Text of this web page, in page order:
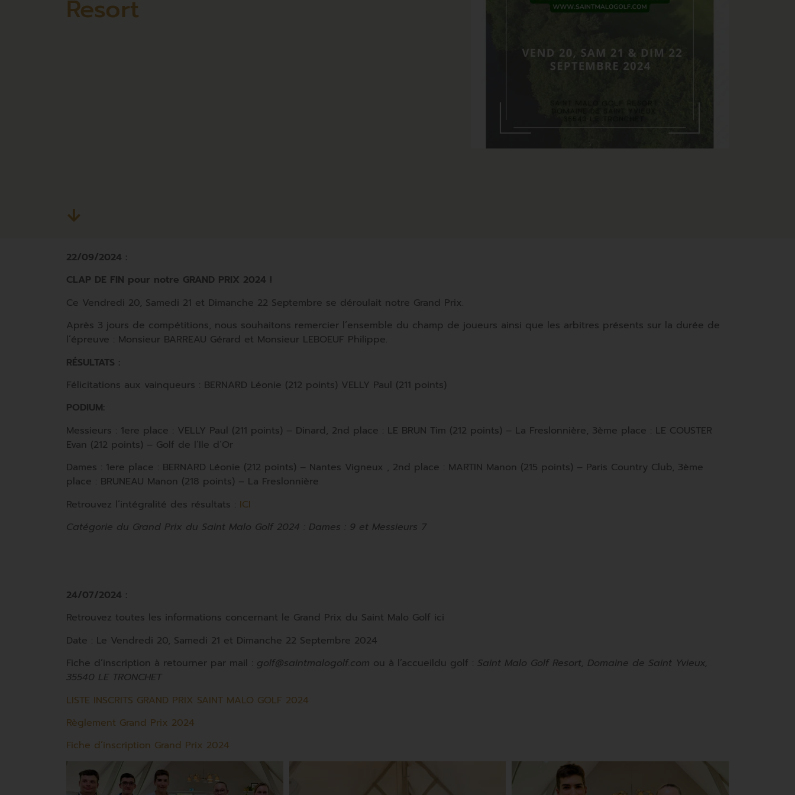
Resort
22/09/2024 :
CLAP DE FIN pour notre GRAND PRIX 2024 !
Ce Vendredi 20, Samedi 21 et Dimanche 22 Septembre se déroulait notre Grand Prix.
Après 3 jours de compétitions, nous souhaitons remercier l’ensemble du champ de joueurs ainsi que les arbitres présents sur la durée de
l’épreuve : Monsieur BARREAU Gérard et Monsieur LEBOEUF Philippe.
RÉSULTATS :
Félicitations aux vainqueurs : BERNARD Léonie (212 points) VELLY Paul (211 points)
PODIUM:
Messieurs : 1ere place : VELLY Paul (211 points) – Dinard, 2nd place : LE BRUN Tim (212 points) – La Freslonnière, 3ème place : LE COUSTER
Evan (212 points) – Golf de l’Ile d’Or
Dames : 1ere place : BERNARD Léonie (212 points) – Nantes Vigneux , 2nd place : MARTIN Manon (215 points) – Paris Country Club, 3ème
place : BRUNEAU Manon (218 points) – La Freslonnière
Retrouvez l’intégralité des résultats : ICI
Catégorie du Grand Prix du Saint Malo Golf 2024 : Dames : 9 et Messieurs 7
24/07/2024 :
Retrouvez toutes les informations concernant le Grand Prix du Saint Malo Golf ici
Date : Le Vendredi 20, Samedi 21 et Dimanche 22 Septembre 2024
Fiche d’inscription à retourner par mail : golf@saintmalogolf.com ou à l’accueildu golf : Saint Malo Golf Resort, Domaine de Saint Yvieux,
35540 LE TRONCHET
LISTE INSCRITS GRAND PRIX SAINT MALO GOLF 2024
Règlement Grand Prix 2024
Fiche d’inscription Grand Prix 2024